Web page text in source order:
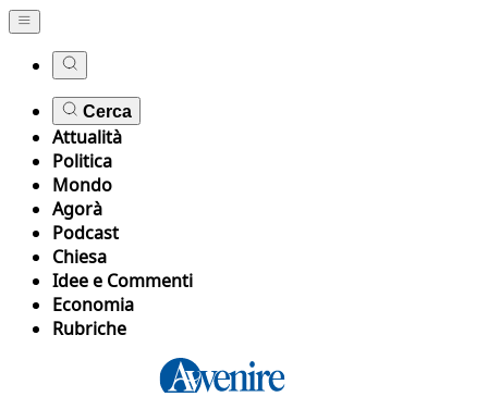
Cerca
Attualità
Politica
Mondo
Agorà
Podcast
Chiesa
Idee e Commenti
Economia
Rubriche